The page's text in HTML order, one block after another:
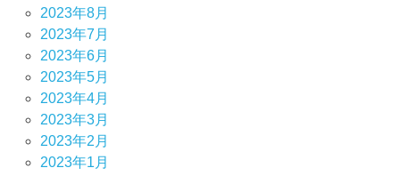
2023年8月
2023年7月
2023年6月
2023年5月
2023年4月
2023年3月
2023年2月
2023年1月